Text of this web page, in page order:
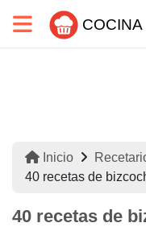
COCINA
Inicio
40 recetas de
40 recetas de